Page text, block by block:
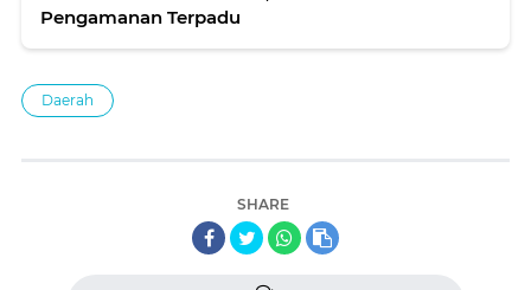
Pengamanan Terpadu
Daerah
SHARE